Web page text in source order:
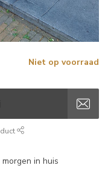
Niet op voorraad
in huis